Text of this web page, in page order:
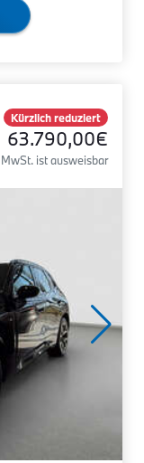
Kürzlich reduziert
63.790,00€
MwSt. ist ausweisbar